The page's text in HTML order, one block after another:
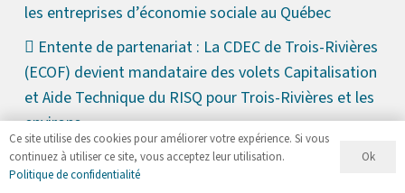
les entreprises d’économie sociale au Québec
Entente de partenariat : La CDEC de Trois-Rivières
(ECOF) devient mandataire des volets Capitalisation
et Aide Technique du RISQ pour Trois-Rivières et les
environs
Une entente de partenariat entre le RISQ et la
coopérative de travail ATENA
Ce site utilise des cookies pour améliorer votre expérience. Si vous
continuez à utiliser ce site, vous acceptez leur utilisation.
Politique de confidentialité
Ok